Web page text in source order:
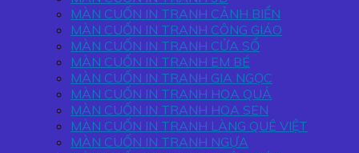
MÀN CUỐN IN TRANH CẢNH BIỂN
MÀN CUỐN IN TRANH CÔNG GIÁO
MÀN CUỐN IN TRANH CỬA SỔ
MÀN CUỐN IN TRANH EM BÉ
MÀN CUỐN IN TRANH GIA NGỌC
MÀN CUỐN IN TRANH HOA QUẢ
MÀN CUỐN IN TRANH HOA SEN
MÀN CUỐN IN TRANH LÀNG QUÊ VIỆT
MÀN CUỐN IN TRANH NGỰA